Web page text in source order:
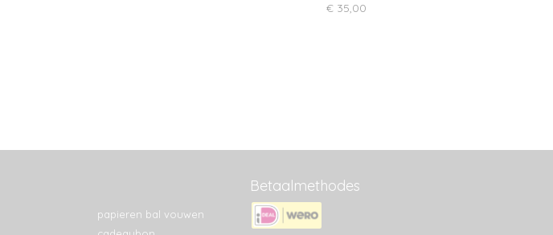
€ 35,00
papieren bal vouwen
Betaalmethodes